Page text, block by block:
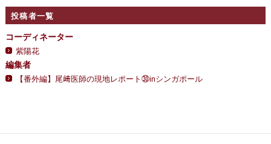
投稿者一覧
コーディネーター
紫陽花
編集者
【番外編】尾﨑医師の現地レポート㉚inシンガポール